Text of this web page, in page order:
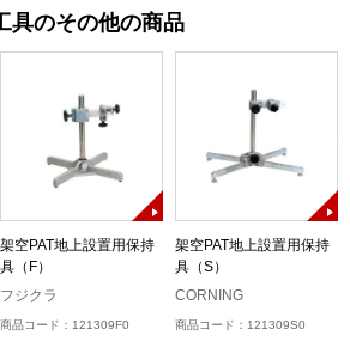
具のその他の商品
架空PAT地上設置用保持
具（F）
フジクラ
商品コード：121309F0
架空PAT地上設置用保持
具（S）
CORNING
商品コード：121309S0